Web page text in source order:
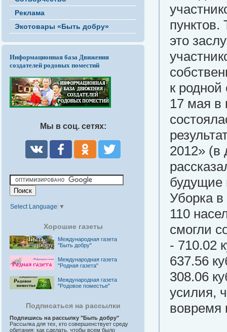
Реклама
Экотовары «Быть добру»
Информационная база Движения
создателей родовых поместий
Мы в соц. сетях:
Select Language ▼
Хорошие газеты
Международная газета
"Быть добру"
Международная газета
"Родная газета"
Международная газета
"Родовое поместье"
Подписаться на рассылки
Подпишись на рассылку "Быть добру"
Рассылка для тех, кто совершенствует среду
обитания: как сделать, чтобы всем было
пунктов.
это
к родной
17 мая в
2012» (в
будущие
Уборка
110
смогли
- 710.02
637.56
308.06
усилия,
вовремя